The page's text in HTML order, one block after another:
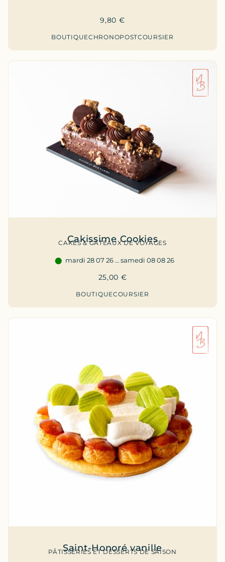
9,80 €
BOUTIQUECHRONOPOSTCOURSIER
Cakissime Cookies
CAKES & GÂTEAUX DE VOYAGES
mardi 28 07 26 … samedi 08 08 26
25,00 €
BOUTIQUECOURSIER
Saint-Honoré vanille
PÂTISSERIES ET DESSERTS DE SAISON